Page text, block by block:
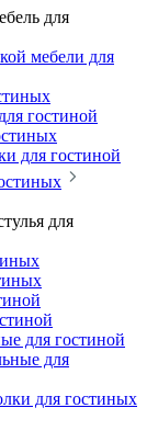
для
мебели для
гостиной
для гостиной
для
для гостиной
для
для гостиных